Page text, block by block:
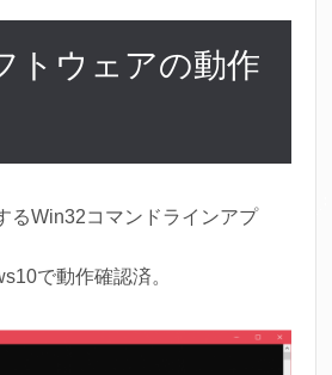
トウェアの動作
るWin32コマンドラインアプ
で動作確認済。